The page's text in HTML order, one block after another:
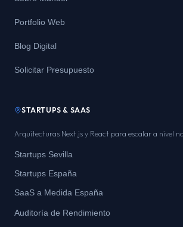
Portfolio Web
Blog Digital
Solicitar Presupuesto
STARTUPS & SAAS
Arquitecturas Next.js y React para escalar a nivel
Startups Sevilla
Startups España
SaaS a Medida España
Auditoría de Rendimiento